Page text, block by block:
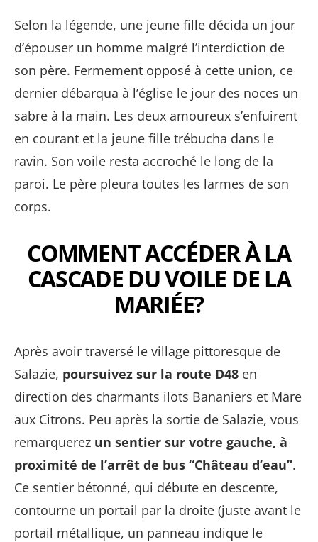
Selon la légende, une jeune fille décida un jour
d’épouser un homme malgré l’interdiction de
son père. Fermement opposé à cette union, ce
dernier débarqua à l’église le jour des noces un
sabre à la main. Les deux amoureux s’enfuirent
en courant et la jeune fille trébucha dans le
ravin. Son voile resta accroché le long de la
paroi. Le père pleura toutes les larmes de son
corps.
COMMENT ACCÉDER À LA
CASCADE DU VOILE DE LA
MARIÉE?
Après avoir traversé le village pittoresque de
Salazie, poursuivez sur la route D48 en
direction des charmants ilots Bananiers et Mare
aux Citrons. Peu après la sortie de Salazie, vous
remarquerez un sentier sur votre gauche, à
proximité de l’arrêt de bus “Château d’eau”.
Ce sentier bétonné, qui débute en descente,
contourne un portail par la droite (juste avant le
portail métallique, un panneau indique le